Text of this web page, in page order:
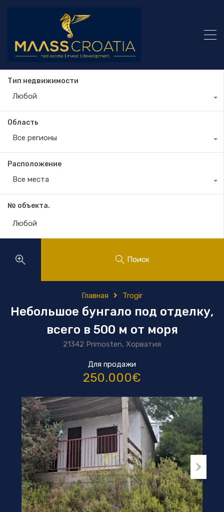
Тип недвижимости
Любой
Область
Все регионы
Расположение
Все места
№ объекта.
Поиск
Главная Trogir
Небольшое бунгало под отделку,
всего в 500 м от моря
21342 Primosten, Хорватия
Для продажи
250.000€